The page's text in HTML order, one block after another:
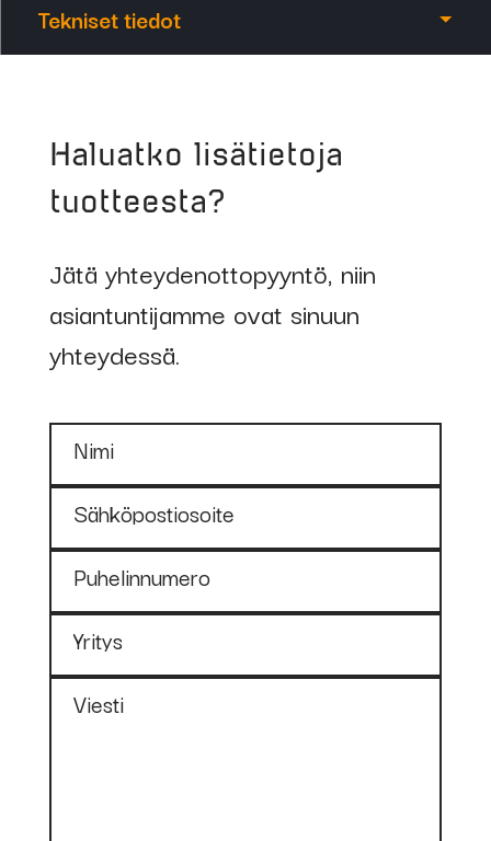
Tekniset tiedot
65357
RG350230
Juurikaasun
säästäjä
Haluatko lisätietoja
tuotteesta?
Jätä yhteydenottopyyntö, niin
asiantuntijamme ovat sinuun
yhteydessä.
Nimi
Sähköpostiosoite
Puhelinnumero
Yritys
Viesti